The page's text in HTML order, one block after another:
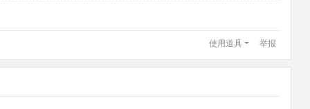
使用道具 举报